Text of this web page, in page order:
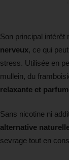
Son principal intérêt
nerveux, ce qui
stress. Utilisée en
mullein, du
relaxante et
Sans nicotine ni
alternative
sevrage tout en